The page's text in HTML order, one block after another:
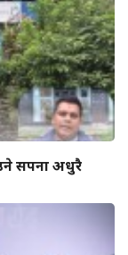
सपना अधुरै